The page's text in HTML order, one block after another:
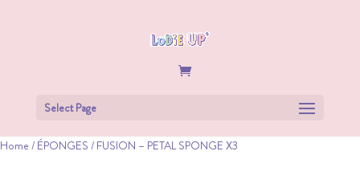
Select Page
Home / ÉPONGES / FUSION – PETAL SPONGE X3